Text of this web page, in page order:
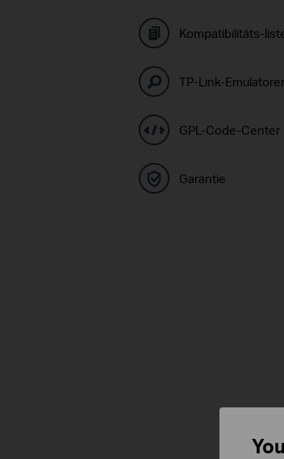
Kompatibilitäts-
TP-Link-
GPL-Code-Center
Garantie